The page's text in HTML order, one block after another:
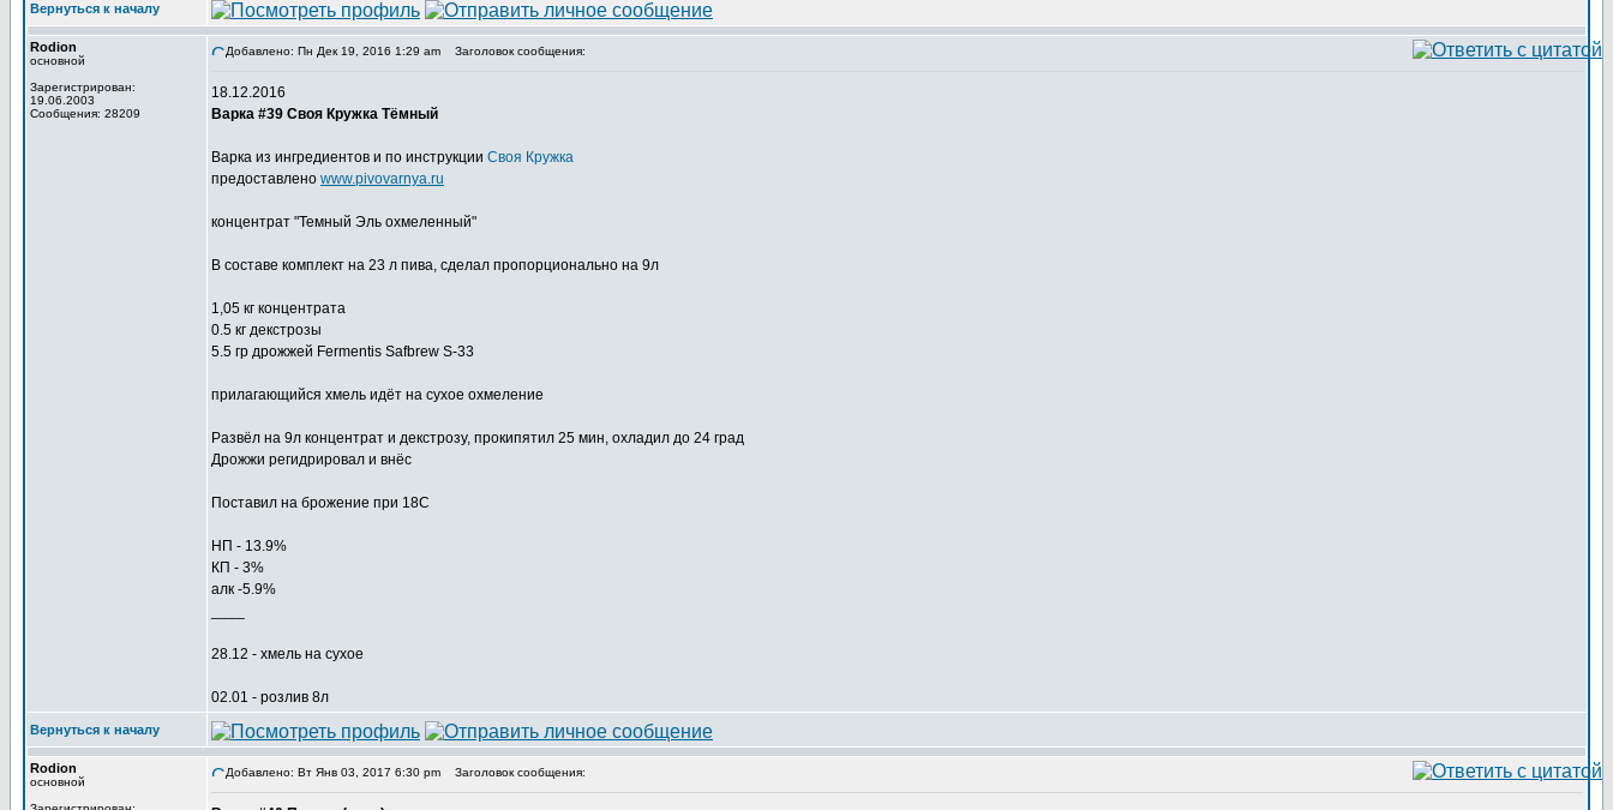
Вернуться к началу
Rodion
основной
Зарегистрирован:
19.06.2003
Сообщения: 28209
Добавлено: Пн Дек 19, 2016 1:29 am Заголовок сообщения:
18.12.2016
Варка #39 Своя Кружка Тёмный
Варка из ингредиентов и по инструкции Своя Кружка
предоставлено www.pivovarnya.ru
концентрат "Темный Эль охмеленный"
В составе комплект на 23 л пива, сделал пропорционально на 9л
1,05 кг концентрата
0.5 кг декстрозы
5.5 гр дрожжей Fermentis Safbrew S-33
прилагающийся хмель идёт на сухое охмеление
Развёл на 9л концентрат и декстрозу, прокипятил 25 мин, охладил до 24 град
Дрожжи регидрировал и внёс
Поставил на брожение при 18C
НП - 13.9%
КП - 3%
алк -5.9%
28.12 - хмель на сухое
02.01 - розлив 8л
Вернуться к началу
Rodion
основной
Добавлено: Вт Янв 03, 2017 6:30 pm Заголовок сообщения: